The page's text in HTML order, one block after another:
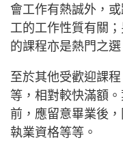
會工作有熱誠外，
工的工作性質有關
的課程亦是熱門之選
至於其他受歡迎課
等，相對較快滿額
前，應留意畢業後
執業資格等等。